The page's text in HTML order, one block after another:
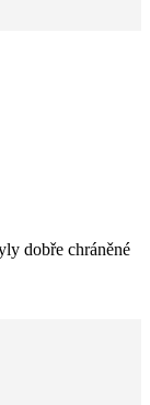
dobře chráněné